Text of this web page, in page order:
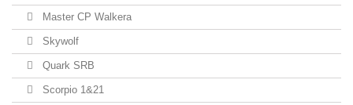
Master CP Walkera
Skywolf
Quark SRB
Scorpio 1&21